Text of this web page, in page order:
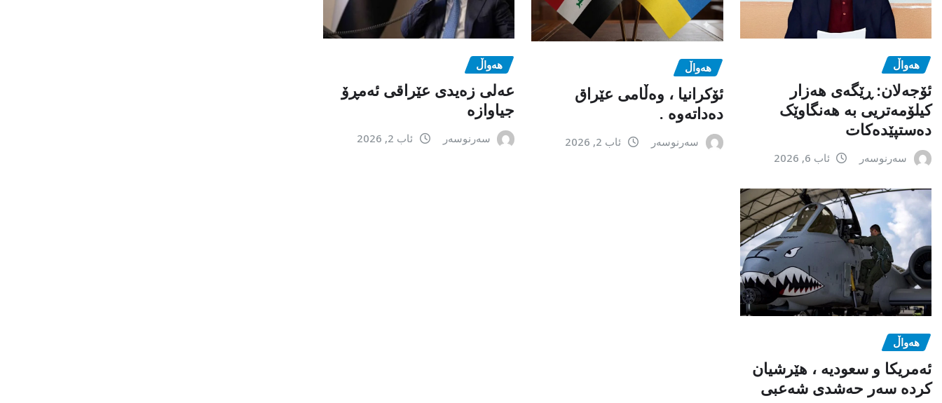
هەواڵ
ئۆجەلان: ڕێگەی هەزار
کیلۆمەتریی بە هەنگاوێک
دەستپێدەکات
سەرنوسەر ئاب 6, 2026
هەواڵ
ئۆکرانیا ، وەڵامی عێراق
دەداتەوە .
سەرنوسەر ئاب 2, 2026
هەواڵ
عەلی زەیدی عێراقی ئەمڕۆ
جیاوازە
سەرنوسەر ئاب 2, 2026
هەواڵ
ئەمریکا و سعودیە ، هێرشیان
کردە سەر حەشدی شەعبی